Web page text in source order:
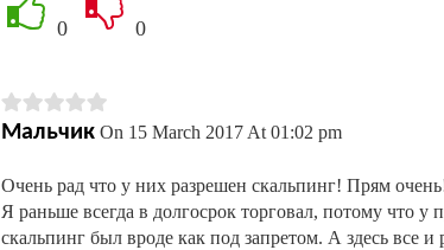
0 0
МальчикOn 15 March 2017 At 01:02 pm
Очень рад что у них разрешен скальпинг! Прям
Я раньше всегда в долгосрок торговал, потому что
скальпинг был вроде как под запретом. А здесь все